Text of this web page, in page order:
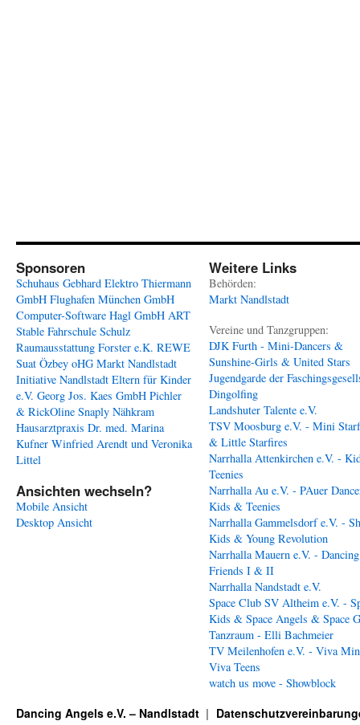
Sponsoren
Schuhaus Gebhard Elektro Thiermann
GmbH Flughafen München GmbH
Computer-Software Hagl GmbH ART
Stable Fahrschule Schulz
Raumausstattung Forster e.K. REWE
Suat Özbey oHG Markt Nandlstadt
Initiative Nandlstadt Eltern für Kinder
e.V. Georg Jos. Kaes GmbH Pichler
& RickOline Snaply Nähkram
Hausarztpraxis Dr. med. Marina
Kufner Winfried Arendt und Veronika
Littel
Ansichten wechseln?
Mobile Ansicht
Desktop Ansicht
Weitere Links
Behörden:
Markt Nandlstadt
Vereine und Tanzgruppen:
DJK Furth - Mini-Dancers &
Sunshine-Girls & United Stars
Jugendgarde der
Dingolfing
Landshuter Talente e.V.
TSV Moosburg e.V. - Mini
& Little Starfires
Narrhalla Attenkirchen e.V. -
Teenies
Narrhalla Au e.V. - PAuer
Kids & Teenies
Narrhalla Gammelsdorf e.V. -
Kids & Young Revolution
Narrhalla Mauern e.V. - Dancing
Friends I & II
Narrhalla Nandstadt e.V.
Space Club SV Altheim e.V. -
Kids & Space Angels & Space
Tanzraum - Elli Bachmeier
TV Meilenhofen e.V. - Viva
Viva Teens
watch us move - Showblock
Dancing Angels e.V. – Nandlstadt